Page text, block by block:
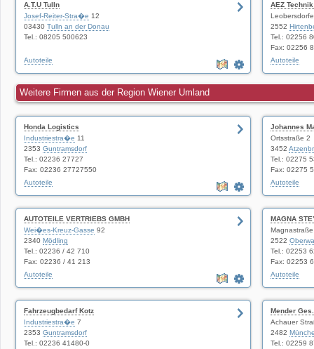
A.T.U Tulln
Josef-Reiter-Stra�e 12
03430 Tulln an der Donau
Tel.: 08205 500623
Autoteile
AEZ
2552
Tel.: 02256
Fax: 02256
Autoteile
Weitere Firmen aus der Region Wiener Umland
Honda Logistics
Industriestra�e 11
2353 Guntramsdorf
Tel.: 02236 27727
Fax: 02236 27727550
Autoteile
Johannes
Ortsstraße 2
3452
Tel.: 02275
Fax: 02275
Autoteile
AUTOTEILE VERTRIEBS GMBH
Wei�es-Kreuz-Gasse 92
2340 Mödling
Tel.: 02236 / 42 710
Fax: 02236 / 41 213
Autoteile
MAGNA
2522
Tel.: 02253
Fax: 02253
Autoteile
Fahrzeugbedarf Kotz
Industriestra�e 7
2353 Guntramsdorf
Tel.: 02236 41480-0
Mender
Achauer
2482
Tel.: 02259